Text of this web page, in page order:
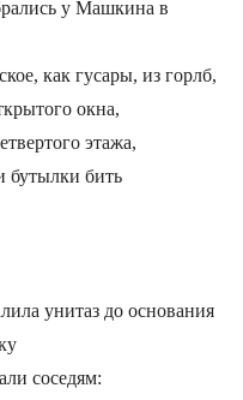
у Машкина в
как гусары, из горлб,
окна,
этажа,
бутылки бить
унитаз до основания
соседям: